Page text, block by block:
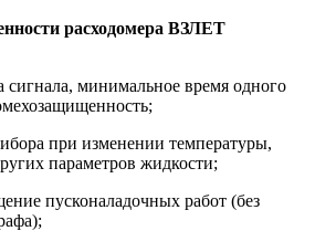
расходомера ВЗЛЕТ
минимальное время одного
при изменении температуры,
параметров жидкости;
пусконаладочных работ (без